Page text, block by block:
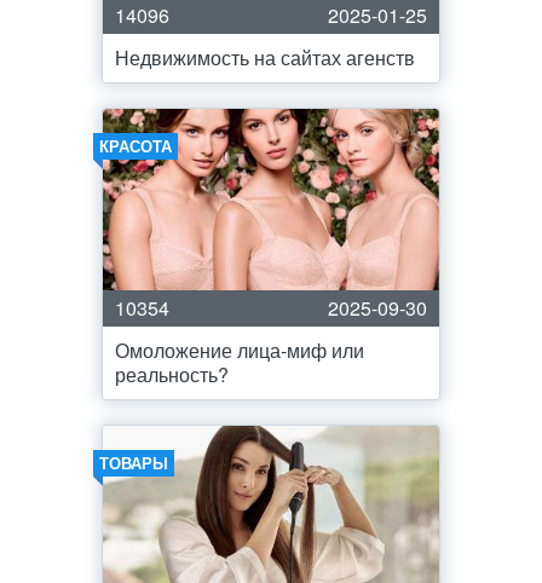
14096
2025-01-25
Недвижимость на сайтах агенств
КРАСОТА
10354
2025-09-30
Омоложение лица-миф или
реальность?
ТОВАРЫ